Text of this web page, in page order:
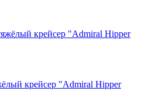
крейсер "Admiral Hipper